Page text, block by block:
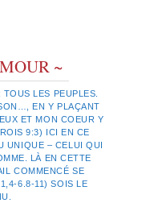
~
LES PEUPLES.
EN Y PLAÇANT
ET MON COEUR Y
9:3) ICI EN CE
UNIQUE – CELUI QUI
LÀ EN CETTE
COMMENCÉ SE
6.8-11) SOIS LE